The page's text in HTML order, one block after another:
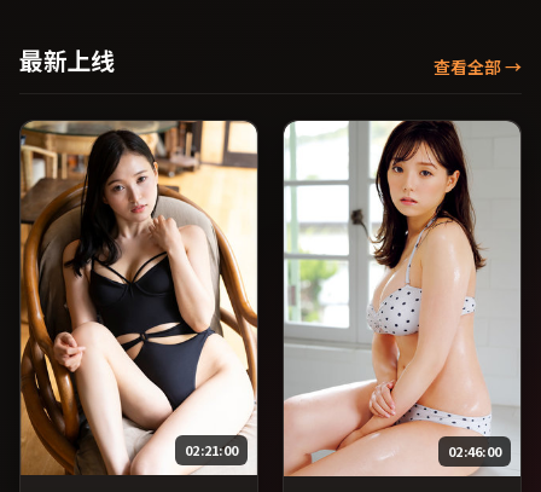
关注影片评分与观众口碑走
员交叉检索。）
网络平台同步更新片源。整
视资源大全免费条目索引，
支持片名与演员交叉检
索。）
最新上线 查看全部→
02:21:00 02:46:00